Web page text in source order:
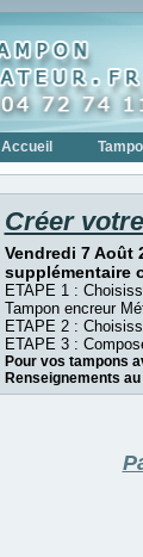
Accueil
Créer
Vendredi 7 Août
supplémentaire
ETAPE 1 :
Tampon encreur
ETAPE 2 :
ETAPE 3 :
Pour vos tampons
Renseignements au